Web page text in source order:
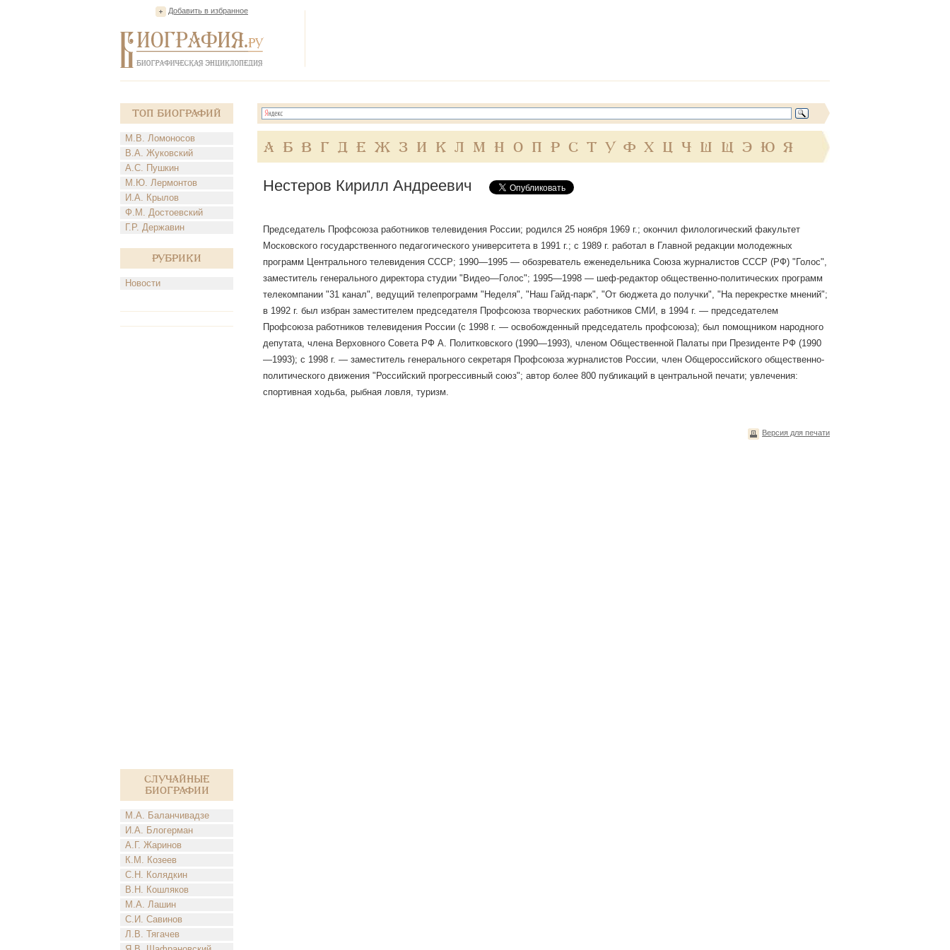
Добавить в избранное
Топ Биографий
М.В. Ломоносов
В.А. Жуковский
А.С. Пушкин
М.Ю. Лермонтов
И.А. Крылов
Ф.М. Достоевский
Г.Р. Державин
Рубрики
Новости
Случайные
биографии
М.А. Баланчивадзе
И.А. Блогерман
А.Г. Жаринов
К.М. Козеев
С.Н. Колядкин
В.Н. Кошляков
М.А. Лашин
С.И. Савинов
Л.В. Тягачев
А Б В Г Д Е Ж З И К Л М Н О П Р С Т У Ф Х Ц Ч Ш Щ Э Ю Я
Нестеров Кирилл Андреевич
Председатель Профсоюза работников телевидения России; родился 25 ноября 1969 г.; окончил филологический факультет
Московского государственного педагогического университета в 1991 г.; с 1989 г. работал в Главной редакции молодежных
программ Центрального телевидения СССР; 1990—1995 — обозреватель еженедельника Союза журналистов СССР (РФ) "Голос",
заместитель генерального директора студии "Видео—Голос"; 1995—1998 — шеф-редактор общественно-политических программ
телекомпании "31 канал", ведущий телепрограмм "Неделя", "Наш Гайд-парк", "От бюджета до получки", "На перекрестке мнений";
в 1992 г. был избран заместителем председателя Профсоюза творческих работников СМИ, в 1994 г. — председателем
Профсоюза работников телевидения России (с 1998 г. — освобожденный председатель профсоюза); был помощником народного
депутата, члена Верховного Совета РФ А. Политковского (1990—1993), членом Общественной Палаты при Президенте РФ (1990
—1993); с 1998 г. — заместитель генерального секретаря Профсоюза журналистов России, член Общероссийского общественно-
политического движения "Российский прогрессивный союз"; автор более 800 публикаций в центральной печати; увлечения:
спортивная ходьба, рыбная ловля, туризм.
Версия для печати